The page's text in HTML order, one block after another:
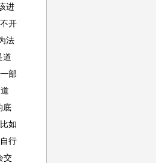
进
开
法
道
部
底
如
行
交